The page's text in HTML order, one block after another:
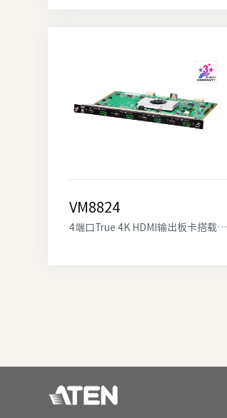
VM8824
4端口True 4K HDMI输出板卡搭载升频器